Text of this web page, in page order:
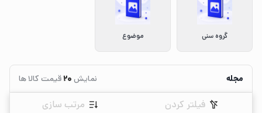
گروه سنی موضوع
مجله نمایش 20قیمت کالا ها
فیلتر کردن مرتب سازی